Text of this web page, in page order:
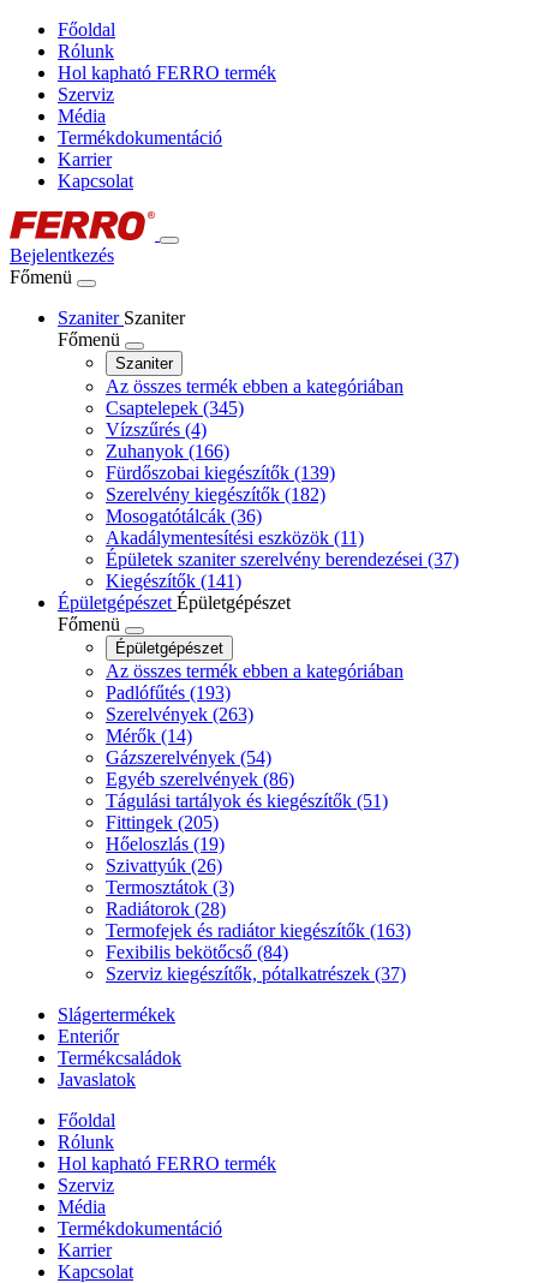
Főoldal
Rólunk
Hol kapható FERRO termék
Szerviz
Média
Termékdokumentáció
Karrier
Kapcsolat
Bejelentkezés
Főmenü
Szaniter Szaniter
Főmenü
Szaniter
Az összes termék ebben a kategóriában
Csaptelepek (345)
Vízszűrés (4)
Zuhanyok (166)
Fürdőszobai kiegészítők (139)
Szerelvény kiegészítők (182)
Mosogatótálcák (36)
Akadálymentesítési eszközök (11)
Épületek szaniter szerelvény berendezései (37)
Kiegészítők (141)
Épületgépészet Épületgépészet
Főmenü
Épületgépészet
Az összes termék ebben a kategóriában
Padlófűtés (193)
Szerelvények (263)
Mérők (14)
Gázszerelvények (54)
Egyéb szerelvények (86)
Tágulási tartályok és kiegészítők (51)
Fittingek (205)
Hőeloszlás (19)
Szivattyúk (26)
Termosztátok (3)
Radiátorok (28)
Termofejek és radiátor kiegészítők (163)
Fexibilis bekötőcső (84)
Szerviz kiegészítők, pótalkatrészek (37)
Slágertermékek
Enteriőr
Termékcsaládok
Javaslatok
Főoldal
Rólunk
Hol kapható FERRO termék
Szerviz
Média
Termékdokumentáció
Karrier
Kapcsolat